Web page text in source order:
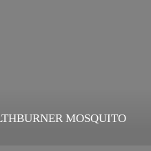
MOSQUITO